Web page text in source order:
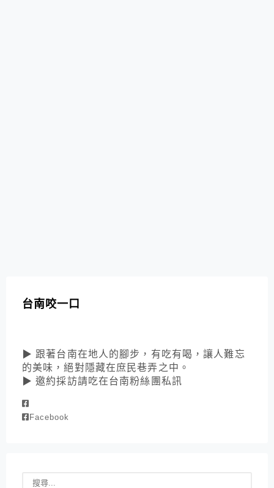
台南咬一口
▶ 跟著台南在地人的腳步，有吃有喝，讓人難忘
的美味，絕對隱藏在庶民巷弄之中。
▶ 邀約採訪請吃在台南粉絲團私訊
Facebook